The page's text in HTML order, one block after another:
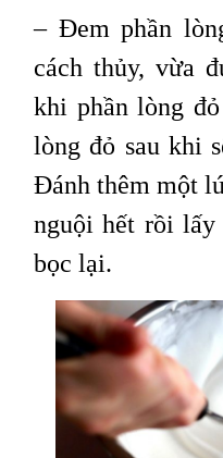
– Đem phần
cách thủy, vừa
khi phần lòng
lòng đỏ sau khi
Đánh thêm một
nguội hết rồi lấy
bọc lại.